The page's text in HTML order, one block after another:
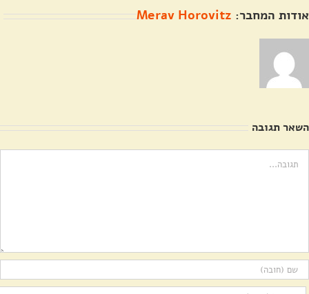
אודות המחבר: Merav Horovitz
השאר תגובה